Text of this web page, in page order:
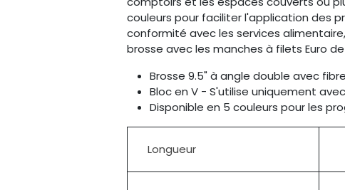
couleurs pour faciliter l'application des
conformité avec les services
brosse avec les manches à filets Euro
Brosse 9.5" à angle double avec
Bloc en V - S'utilise uniquement
Disponible en 5 couleurs pour les
Longueur